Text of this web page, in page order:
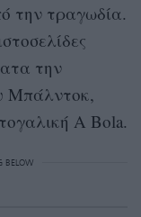
την τραγωδία.
την
Μπάλντοκ,
A Bola.
BELOW